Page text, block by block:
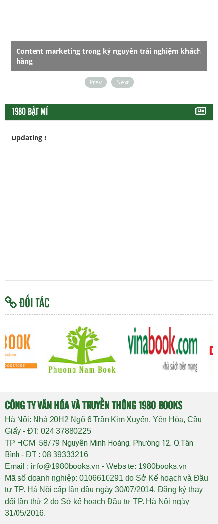
marketing trong kỷ nguyên trải nghiệm khách
Prev Next
1980 BẬT MÍ
Updating !
ĐỐI TÁC
CÔNG TY VĂN HÓA VÀ TRUYỀN THÔNG 1980 BOOKS
Hà Nội: Nhà 20H2 Ngõ 6 Trần Kim Xuyến, Yên Hòa, Cầu
Giấy - ĐT: 024 37880225
TP HCM: 58/79 Nguyễn Minh Hoàng, Phường 12, Q.Tân
Bình - ĐT : 08 39333216
Email : info@1980books.vn - Website: 1980books.vn
Mã số doanh nghiệp: 0106610291 do Sở Kế hoạch và Đầu
tư TP. Hà Nội cấp lần đầu ngày 30/07/2014. Đăng ký thay
đổi lần thứ 2 do Sở kế hoạch Đầu tư TP. Hà Nội ngày
31/05/2016.